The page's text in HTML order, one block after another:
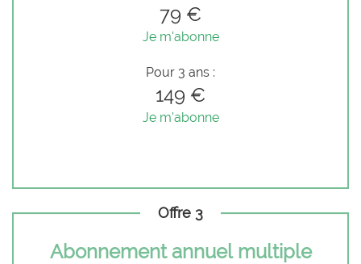
79 €
Je m'abonne
Pour 3 ans :
149 €
Je m'abonne
Offre 3
Abonnement annuel multiple